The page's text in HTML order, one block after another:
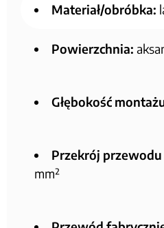
Materiał/obróbka:
Powierzchnia:
Głębokość
Przekrój
mm²